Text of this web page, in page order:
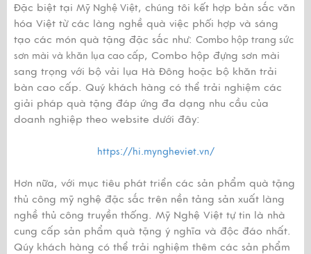
Đặc biệt tại Mỹ Nghệ Việt, chúng tôi kết hợp bản sắc văn
hóa Việt từ các làng nghề quà việc phối hợp và sáng
tạo các món quà tặng đặc sắc như: Combo hộp trang sức
sơn mài và khăn lụa cao cấp, Combo hộp đựng sơn mài
sang trọng với bộ vải lụa Hà Đông hoặc bộ khăn trải
bàn cao cấp. Quý khách hàng có thể trải nghiệm các
giải pháp quà tặng đáp ứng đa dạng nhu cầu của
doanh nghiệp theo website dưới đây:
https://hi.myngheviet.vn/
Hơn nữa, với mục tiêu phát triển các sản phẩm quà tặng
thủ công mỹ nghệ đặc sắc trên nền tảng sản xuất làng
nghề thủ công truyền thống. Mỹ Nghệ Việt tự tin là nhà
cung cấp sản phẩm quà tặng ý nghĩa và độc đáo nhất.
Qúy khách hàng có thể trải nghiệm thêm các sản phẩm